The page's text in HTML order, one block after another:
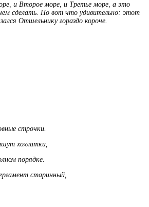
и Второе море, и Третье море, а это
чем сделать. Но вот что удивительно: этот
Отшельнику гораздо короче.
строчки.
хохлатки,
порядке.
старинный,